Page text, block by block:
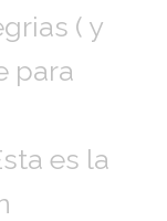
( y
para
es la